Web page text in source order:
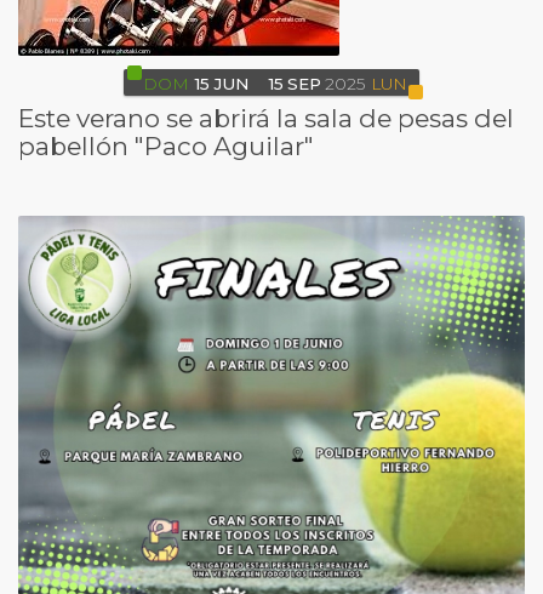
DOM 15 JUN 15 SEP 2025 LUN
Este verano se abrirá la sala de pesas del
pabellón "Paco Aguilar"